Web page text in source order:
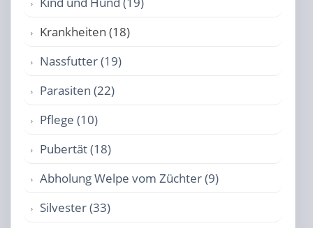
Krankheiten (18)
Nassfutter (19)
Parasiten (22)
Pflege (10)
Pubertät (18)
Abholung Welpe vom Züchter (9)
Silvester (33)